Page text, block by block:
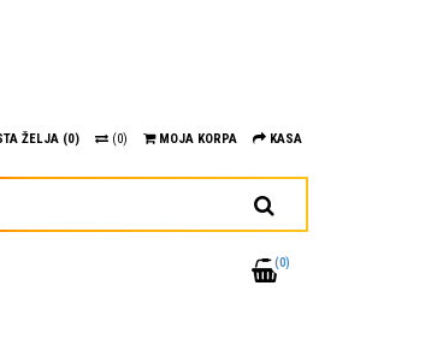
ŽELJA (0) (0) MOJA KORPA KASA
(0)